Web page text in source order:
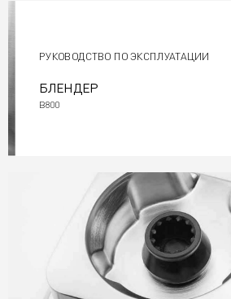
РУ КОВ ОД СТВО ПО Э КСП ЛУАТА ЦИ И
БЛЕНДЕР
B800